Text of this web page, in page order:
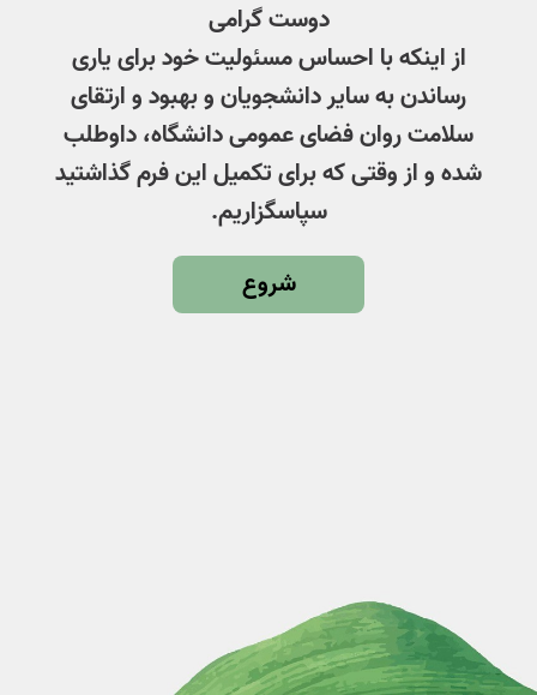
دوست گرامی
از اینکه با احساس مسئولیت خود برای یاری
رساندن به سایر دانشجویان و بهبود و ارتقای
سلامت روان فضای عمومی دانشگاه، داوطلب
شده و از وقتی که برای تکمیل این فرم گذاشتید
سپاسگزاریم.
شروع